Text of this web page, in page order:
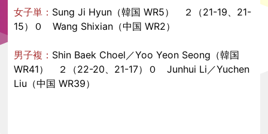
女子単： Sung Ji Hyun（韓国 WR5） ２（21-19、21-
15）０ Wang Shixian（中国 WR2）
男子複： Shin Baek Choel／Yoo Yeon Seong（韓国
WR41） ２（22-20、21-17）０ Junhui Li／Yuchen
Liu（中国 WR39）